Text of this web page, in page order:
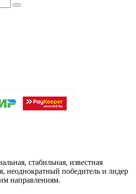
стабильная, известная
неоднократный победитель и лидер
направлениям.